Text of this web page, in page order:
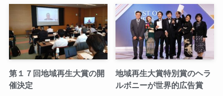
第１７回地域再生大賞の開
催決定
地域再生大賞特別賞のヘラ
ルボニーが世界的広告賞